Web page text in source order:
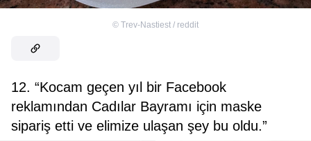
© Trev-Nastiest / reddit
12. “Kocam geçen yıl bir Facebook
reklamından Cadılar Bayramı için maske
sipariş etti ve elimize ulaşan şey bu oldu.”